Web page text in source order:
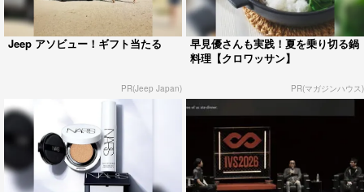
Jeep アソビュー！ギフト当たる
PR(Jeep Japan)
早見優さんも実践！夏を乗り切る鍋
料理【クロワッサン】
PR(マガジンハウス)